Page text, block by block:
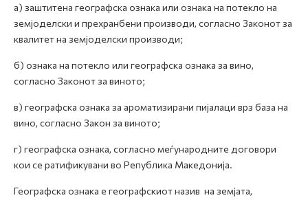
а) заштитена географска ознака или ознака на потекло на
земјоделски и прехранбени производи, согласно Законот за
квалитет на земјоделски производи;
б) ознака на потекло или географска ознака за вино,
согласно Законот за виното;
в) географска ознака за ароматизирани пијалаци врз база на
вино, согласно Закон за виното;
г) географска ознака, согласно меѓународните договори
кои се ратификувани во Република Македонија.
Географска ознака е географскиот назив на земјата,